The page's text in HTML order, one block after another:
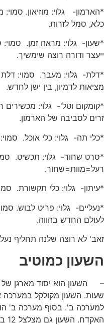
*הארמון- גלוי: מוזיאון.
כלא, סמל לזרות.
*שעון- גלוי: מראה זמן.
ייעצר ודורה רוצה שימשיך.
*דלת- גלוי: מעבר. סמוי: דלת
מציאות לדמיון, בין ישן לחדש.
*קומקום וטל'- גלוי:
זרים לסביבה של הארמון.
*כלי תה- גלוי: כלי אוכל.
*סרט שחור- גלוי: תכשיט.
רעל=מוות=שחור.
*עיתון- גלוי: כלי תקשורת.
*נעליים- גלוי: פריט לבוש.
לעולם החדש בהווה.
זאב' לא רוצה שלנה תחליף
השעון כמוטיב
שעות. השעון מקולקל במערכה
למערכה ב'. בסוף מערכה ב'
האקדח. השעון גם מצלצל 12 בסוף המחזה וכך סוגר אותו.